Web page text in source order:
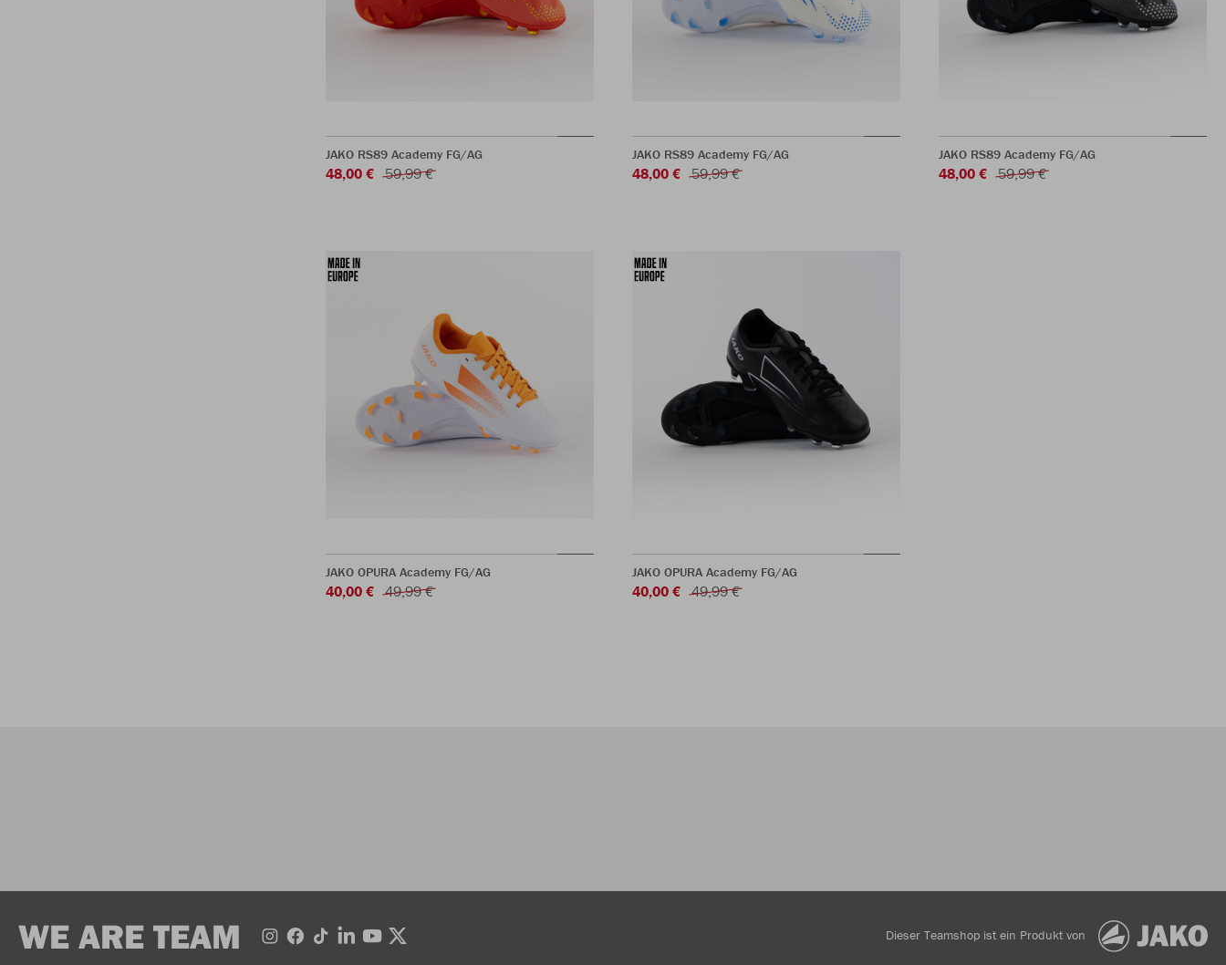
JAKO RS89 Academy FG/AG
48,00 € 59,99 €
JAKO RS89 Academy FG/AG
48,00 € 59,99 €
JAKO RS89 Academy FG/AG
48,00 € 59,99 €
JAKO OPURA Academy FG/AG
40,00 € 49,99 €
JAKO OPURA Academy FG/AG
40,00 € 49,99 €
WE ARE TEAM Dieser Teamshop ist ein Produkt von